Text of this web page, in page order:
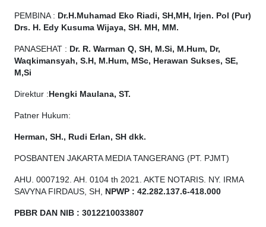
PEMBINA : Dr.H.Muhamad Eko Riadi, SH,MH, Irjen. Pol (Pur)
Drs. H. Edy Kusuma Wijaya, SH. MH, MM.
PANASEHAT : Dr. R. Warman Q, SH, M.Si, M.Hum, Dr,
Waqkimansyah, S.H, M.Hum, MSc, Herawan Sukses, SE,
M,Si
Direktur : Hengki Maulana, ST.
Patner Hukum:
Herman, SH., Rudi Erlan, SH dkk.
POSBANTEN JAKARTA MEDIA TANGERANG (PT. PJMT)
AHU. 0007192. AH. 0104 th 2021. AKTE NOTARIS. NY. IRMA
SAVYNA FIRDAUS, SH, NPW P : 42.282.137.6-418.000
PBBR DAN NIB : 3012210033807